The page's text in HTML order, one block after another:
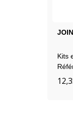
Kits